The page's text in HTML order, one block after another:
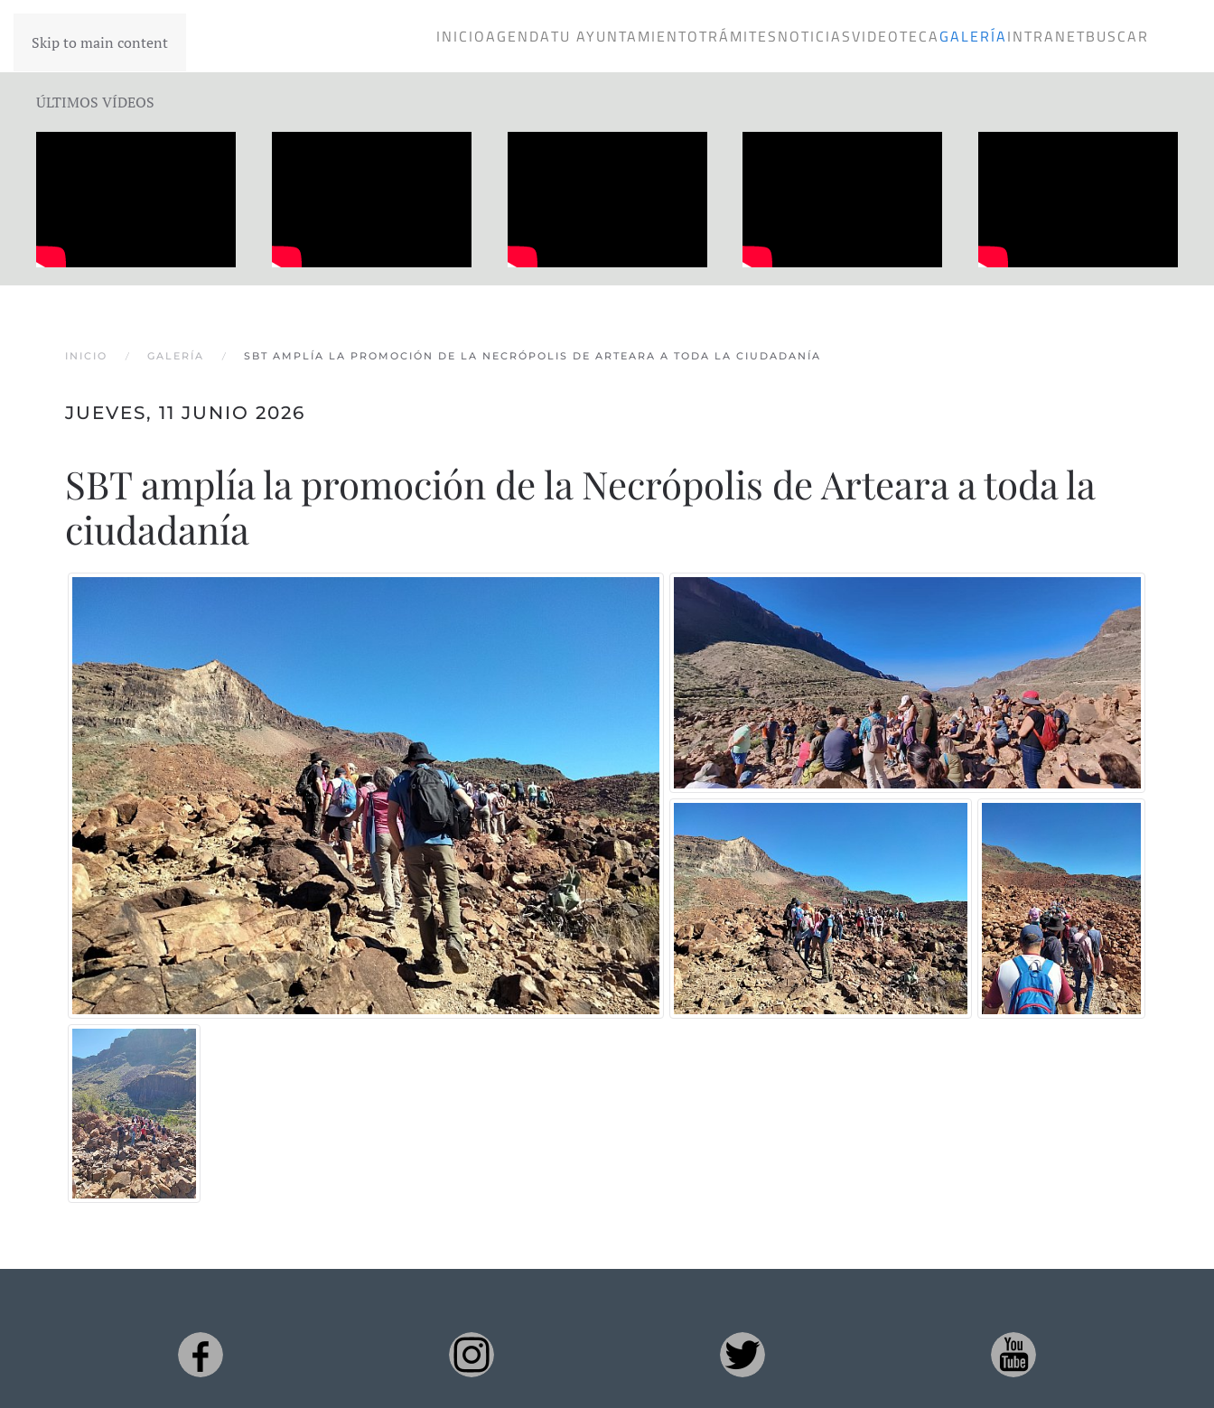
Skip to main content INICIOAGENDATU AYUNTAMIENTOTRÁMITESNOTICIASVIDEOTECAGALERÍAINTRANETBUSCAR
ÚLTIMOS VÍDEOS
INICIO GALERÍA SBT AMPLÍA LA PROMOCIÓN DE LA NECRÓPOLIS DE ARTEARA A TODA LA CIUDADANÍA
JUEVES, 11 JUNIO 2026
SBT amplía la promoción de la Necrópolis de Arteara a toda la
ciudadanía